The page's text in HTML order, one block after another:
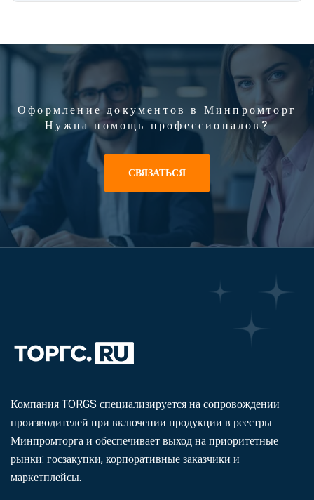
Оформление документов в Минпромторг
Нужна помощь профессионалов?
СВЯЗАТЬСЯ
Компания TORGS специализируется на сопровождении
производителей при включении продукции в реестры
Минпромторга и обеспечивает выход на приоритетные
рынки: госзакупки, корпоративные заказчики и
маркетплейсы.